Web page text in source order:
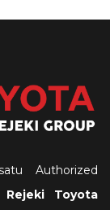
Authorized
Rejeki
Toyota